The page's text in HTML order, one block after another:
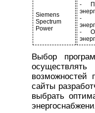
Siemens
Spectrum
Power
-
-
-
Выбор
возможностей
сайты
выбрать